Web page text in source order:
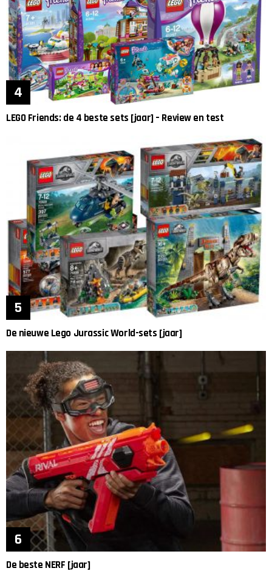
LEGO Friends: de 4 beste sets [jaar] – Review en test
De nieuwe Lego Jurassic World-sets [jaar]
De beste NERF [jaar]